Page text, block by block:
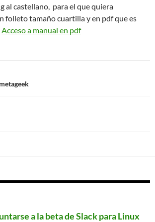
al castellano, para el que quiera
folleto tamaño cuartilla y en pdf que es
Acceso a manual en pdf
a la beta de Slack para Linux